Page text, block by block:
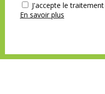
J'accepte le
En savoir plus